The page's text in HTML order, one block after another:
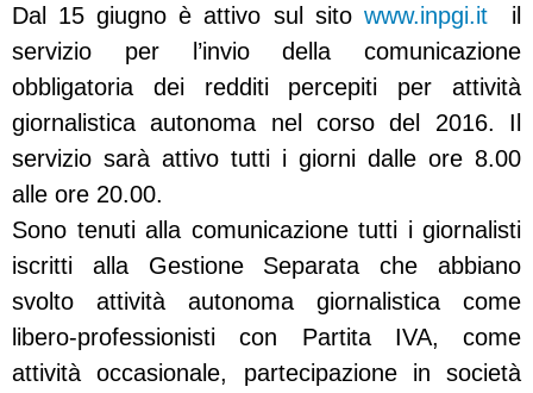
Dal 15 giugno è attivo sul sito www.inpgi.itil
servizio per l’invio della comunicazione
obbligatoria dei redditi percepiti per attività
giornalistica autonoma nel corso del 2016. Il
servizio sarà attivo tutti i giorni dalle ore 8.00
alle ore 20.00.
Sono tenuti alla comunicazione tutti i giornalisti
iscritti alla Gestione Separata che abbiano
svolto attività autonoma giornalistica come
libero-professionisti con Partita IVA, come
attività occasionale, partecipazione in società